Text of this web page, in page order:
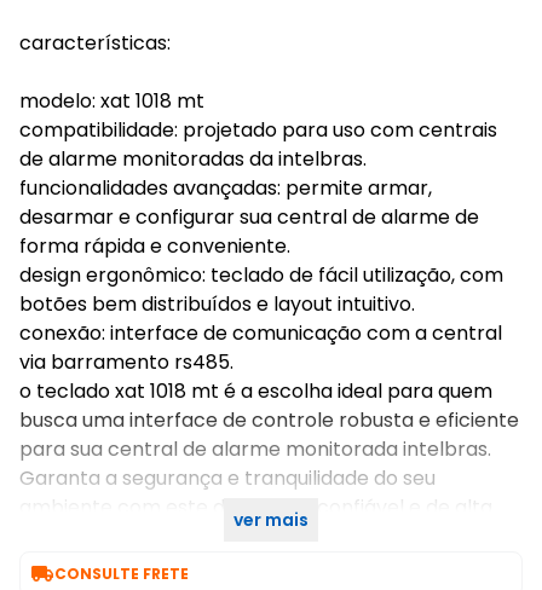
características:
modelo: xat 1018 mt
compatibilidade: projetado para uso com centrais
de alarme monitoradas da intelbras.
funcionalidades avançadas: permite armar,
desarmar e configurar sua central de alarme de
forma rápida e conveniente.
design ergonômico: teclado de fácil utilização, com
botões bem distribuídos e layout intuitivo.
conexão: interface de comunicação com a central
via barramento rs485.
o teclado xat 1018 mt é a escolha ideal para quem
busca uma interface de controle robusta e eficiente
para sua central de alarme monitorada intelbras.
Garanta a segurança e tranquilidade do seu
ambiente com este dispositivo confiável e de alta
ver mais
CONSULTE FRETE